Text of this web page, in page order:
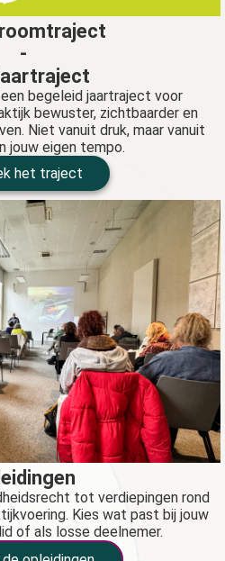
-
begeleid jaartraject voor
bewuster, zichtbaarder en
Niet vanuit druk, maar vanuit
jouw eigen tempo.
het traject
tot verdiepingen rond
Kies wat past bij jouw
of als losse deelnemer.